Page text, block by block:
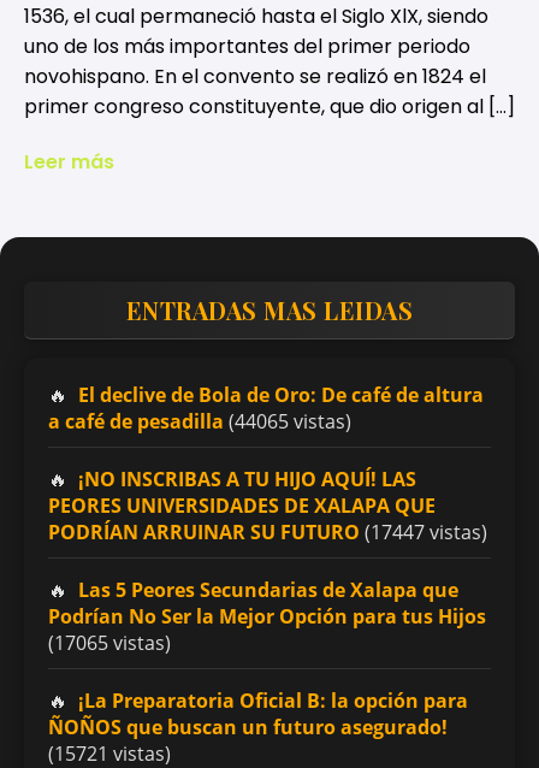
1536, el cual permaneció hasta el Siglo XlX, siendo
uno de los más importantes del primer periodo
novohispano. En el convento se realizó en 1824 el
primer congreso constituyente, que dio origen al […]
Leer más
ENTRADAS MAS LEIDAS
El declive de Bola de Oro: De café de altura
a café de pesadilla (44065 vistas)
¡NO INSCRIBAS A TU HIJO AQUÍ! LAS
PEORES UNIVERSIDADES DE XALAPA QUE
PODRÍAN ARRUINAR SU FUTURO (17447 vistas)
Las 5 Peores Secundarias de Xalapa que
Podrían No Ser la Mejor Opción para tus Hijos
(17065 vistas)
¡La Preparatoria Oficial B: la opción para
ÑOÑOS que buscan un futuro asegurado!
(15721 vistas)